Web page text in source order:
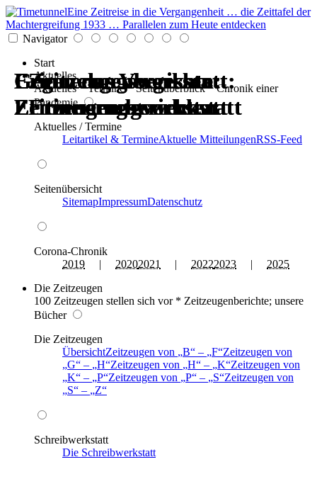
Eine Zeitreise in die Vergangenheit … die Zeittafel der
Machtergreifung 1933 … Parallelen zum Heute entdecken
Navigator
Start
Aktuelles
Aktuelles * Termine * Seitenüberblick * Chronik einer
Pandemie
Aktuelles / Termine
Leitartikel & TermineAktuelle MitteilungenRSS-Feed
Seitenübersicht
SitemapImpressumDatenschutz
Corona-Chronik
2019 | 20202021 | 20222023 | 2025
Die Zeitzeugen
100 Zeitzeugen stellen sich vor * Zeitzeugenberichte; unsere
Bücher
Die Zeitzeugen
ÜbersichtZeitzeugen von B – F Zeitzeugen von
G
– H Zeitzeugen von H – K Zeitzeugen von
K
– P Zeitzeugen von P – S Zeitzeugen von
S
– Z
Schreibwerkstatt
Die Schreibwerkstatt
Erinnerungswerkstatt:
Zeitzeugen berichten
Zeitzeugenberichte:
Erinnerungswerkstatt
Gegen das Vergessen:
Erinnerungswerkstatt
Erinnerungswerkstatt:
Zeitzeugen berichten
Zeitzeugenberichte:
Erinnerungswerkstatt
Gegen das Vergessen:
Erinnerungswerkstatt